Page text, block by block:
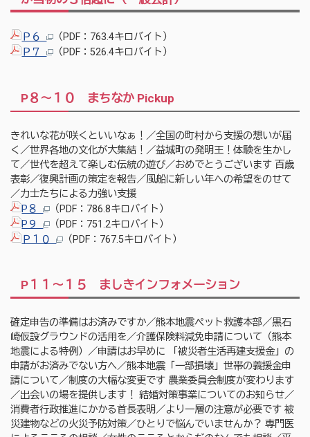
Ｐ６
（PDF：763.4キロバイト）
Ｐ７
（PDF：526.4キロバイト）
P８～１０ まちなか Pickup
きれいな花が咲くといいなぁ！／全国の町村から支援の想いが届
く／世界各地の文化が大集結！／益城町の発明王！体験を生かし
て／世代を超えて楽しむ伝統の遊び／おめでとうございます 百歳
表彰／復興計画の策定を報告／風船に新しい年への希望をのせて
／力士たちによる力強い支援
P８
（PDF：786.8キロバイト）
P９
（PDF：751.2キロバイト）
Ｐ１０
（PDF：767.5キロバイト）
P１１～１５ ましきインフォメーション
確定申告の準備はお済みですか／熊本地震ペット救護本部／黒石
崎仮設グラウンドの活用を／介護保険料減免申請について（熊本
地震による特例）／申請はお早めに 「被災者生活再建支援金」の
申請がお済みでない方へ／熊本地震「一部損壊」世帯の義援金申
請について／制度の大幅な変更です 農業委員会制度が変わります
／出会いの場を提供します！ 結婚対策事業についてのお知らせ／
消費者行政推進にかかる首長表明／より一層の注意が必要です 被
災建物などの火災予防対策／ひとりで悩んでいませんか？ 専門医